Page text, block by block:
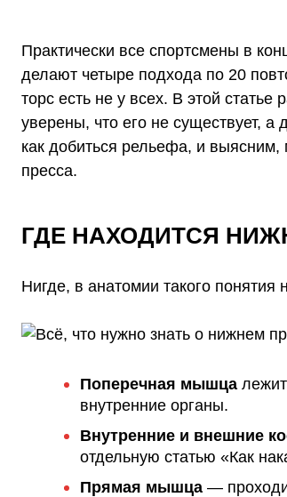
Практически все спортсмены в
делают четыре подхода по 20
торс есть не у всех. В этой статье
уверены, что его не существует, а
как добиться рельефа, и выясним,
пресса.
ГДЕ НАХОДИТСЯ
Нигде, в анатомии такого понятия
Поперечная мышца
внутренние органы.
Внутренние и внешние
отдельную статью «Как
Прямая мышца —